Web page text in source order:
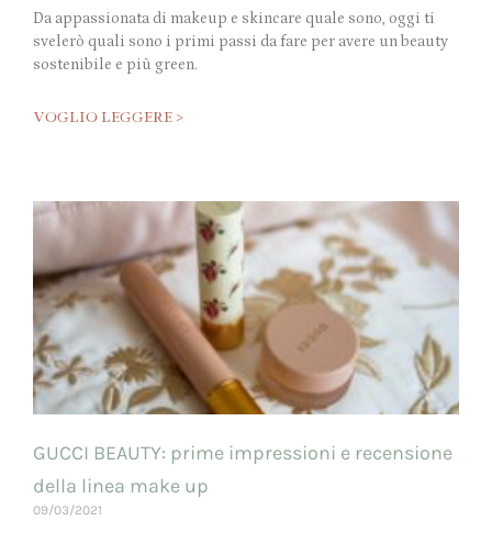
Da appassionata di makeup e skincare quale sono, oggi ti
svelerò quali sono i primi passi da fare per avere un beauty
sostenibile e più green.
VOGLIO LEGGERE >
GUCCI BEAUTY: prime impressioni e recensione
della linea make up
09/03/2021